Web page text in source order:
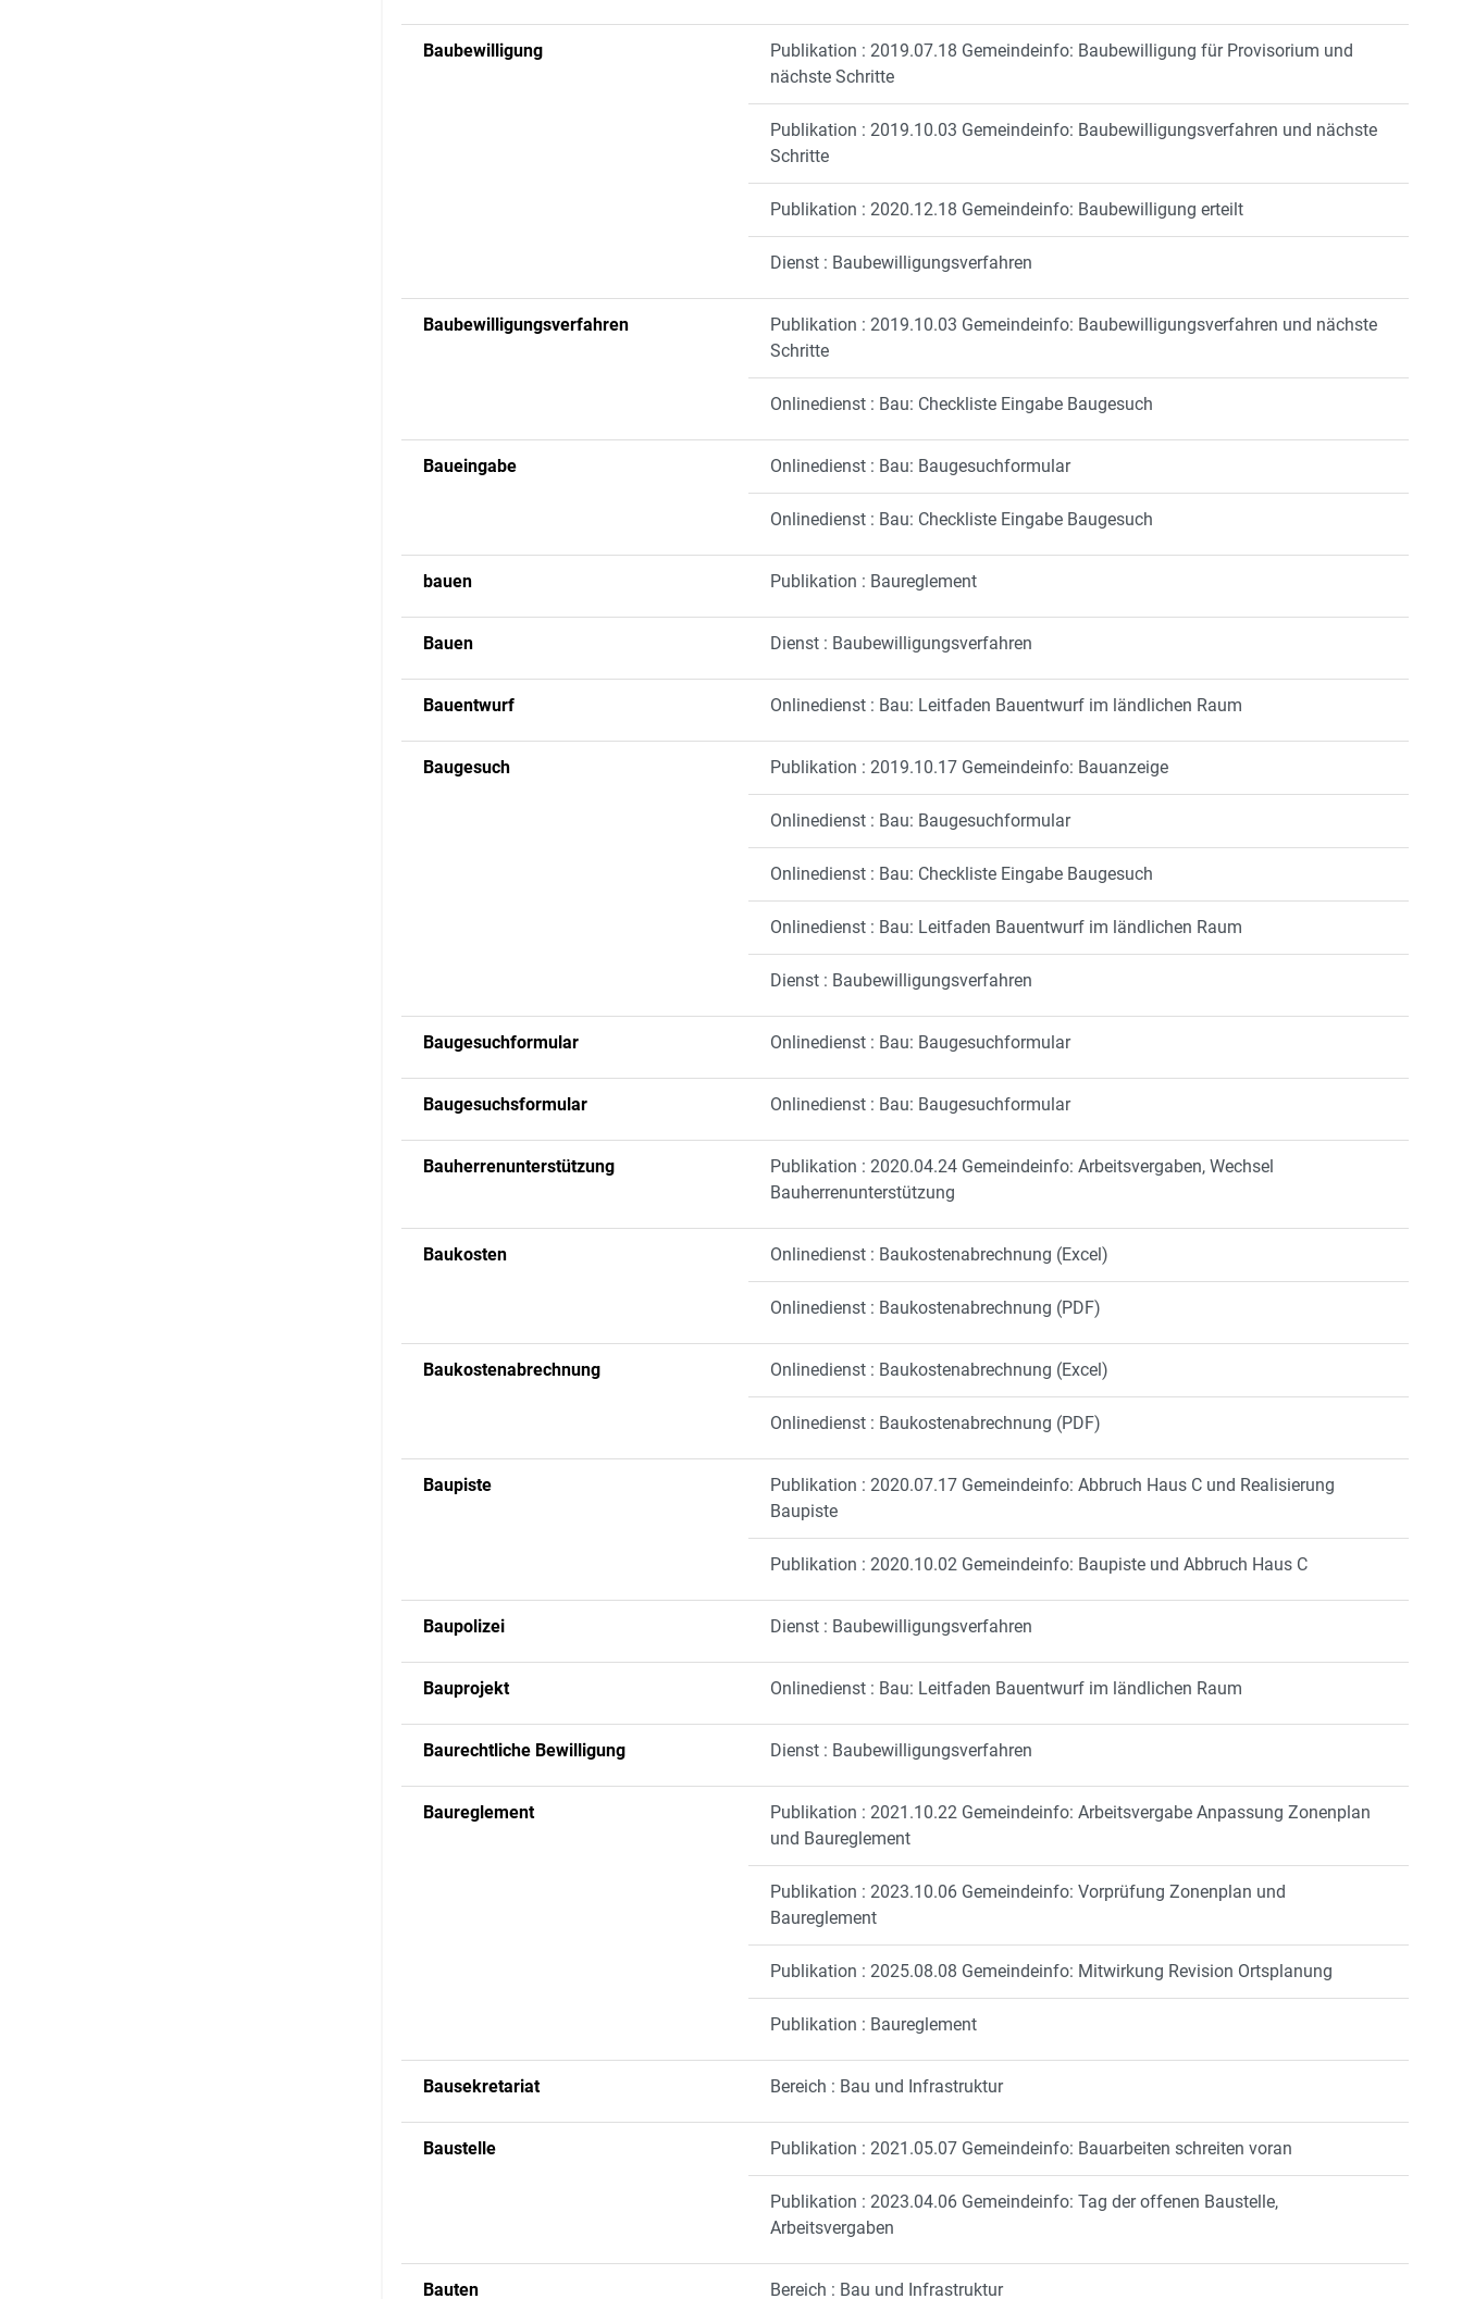
Baubewilligung
Publikation : 2019.07.18 Gemeindeinfo: Baubewilligung für Provisorium und
nächste Schritte
Publikation : 2019.10.03 Gemeindeinfo: Baubewilligungsverfahren und nächste
Schritte
Publikation : 2020.12.18 Gemeindeinfo: Baubewilligung erteilt
Dienst : Baubewilligungsverfahren
Baubewilligungsverfahren
Publikation : 2019.10.03 Gemeindeinfo: Baubewilligungsverfahren und nächste
Schritte
Onlinedienst : Bau: Checkliste Eingabe Baugesuch
Baueingabe Onlinedienst : Bau: Baugesuchformular
Onlinedienst : Bau: Checkliste Eingabe Baugesuch
bauen Publikation : Baureglement
Bauen Dienst : Baubewilligungsverfahren
Bauentwurf Onlinedienst : Bau: Leitfaden Bauentwurf im ländlichen Raum
Baugesuch Publikation : 2019.10.17 Gemeindeinfo: Bauanzeige
Onlinedienst : Bau: Baugesuchformular
Onlinedienst : Bau: Checkliste Eingabe Baugesuch
Onlinedienst : Bau: Leitfaden Bauentwurf im ländlichen Raum
Dienst : Baubewilligungsverfahren
Baugesuchformular Onlinedienst : Bau: Baugesuchformular
Baugesuchsformular Onlinedienst : Bau: Baugesuchformular
Bauherrenunterstützung
Publikation : 2020.04.24 Gemeindeinfo: Arbeitsvergaben, Wechsel
Bauherrenunterstützung
Baukosten Onlinedienst : Baukostenabrechnung (Excel)
Onlinedienst : Baukostenabrechnung (PDF)
Baukostenabrechnung Onlinedienst : Baukostenabrechnung (Excel)
Onlinedienst : Baukostenabrechnung (PDF)
Baupiste
Publikation : 2020.07.17 Gemeindeinfo: Abbruch Haus C und Realisierung
Baupiste
Publikation : 2020.10.02 Gemeindeinfo: Baupiste und Abbruch Haus C
Baupolizei Dienst : Baubewilligungsverfahren
Bauprojekt Onlinedienst : Bau: Leitfaden Bauentwurf im ländlichen Raum
Baurechtliche Bewilligung Dienst : Baubewilligungsverfahren
Baureglement
Publikation : 2021.10.22 Gemeindeinfo: Arbeitsvergabe Anpassung Zonenplan
und Baureglement
Publikation : 2023.10.06 Gemeindeinfo: Vorprüfung Zonenplan und
Baureglement
Publikation : 2025.08.08 Gemeindeinfo: Mitwirkung Revision Ortsplanung
Publikation : Baureglement
Bausekretariat Bereich : Bau und Infrastruktur
Baustelle Publikation : 2021.05.07 Gemeindeinfo: Bauarbeiten schreiten voran
Publikation : 2023.04.06 Gemeindeinfo: Tag der offenen Baustelle,
Arbeitsvergaben
Bauten Bereich : Bau und Infrastruktur